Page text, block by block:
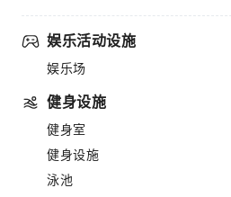
娱乐活动设施
娱乐场
健身设施
健身室
健身设施
泳池